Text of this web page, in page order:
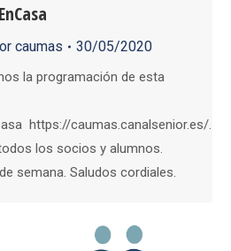
caumas 30/05/2020
la programación de esta
https://caumas.canalsenior.es/.
los socios y alumnos.
semana. Saludos cordiales.